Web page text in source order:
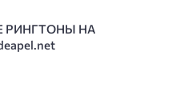
РИНГТОНЫ НА